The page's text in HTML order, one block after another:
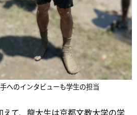
へのインタビューも学生の担当
て、龍大生は京都文教大学の学